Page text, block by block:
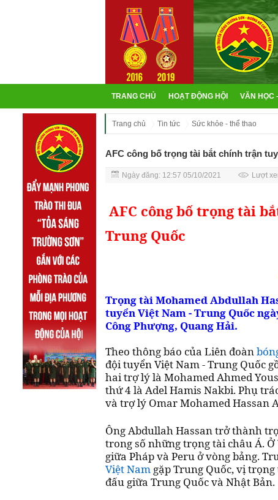
TRANG CHỦ HOẠT ĐỘNG HỘI VĂN HỌC
Trang chủ Tin tức Sức khỏe - thể thao
AFC công bố trọng tài bắt chính trận
Ngày đăng: 12:57 05/10/2021 Lượt
AFC công bố trọng tài
Trung Quốc
Trọng tài Mohamed Abdullah
tuyển Việt Nam - Trung Quốc
Công Phượng, Quang Hải.
Theo thông báo của Liên đoàn
đội tuyển Việt Nam - Trung Quốc
hai trợ lý là Mohamed Ahmed
thứ 4 là Adel Hamis Nakbi. Phụ
và trợ lý Omar Mohamed Hassan
Ông Abdullah Hassan trở thành
trong số những trọng tài châu Á.
giữa Pháp và Peru ở vòng bảng.
Việt Nam gặp Trung Quốc, vị
đấu giữa Trung Quốc và Nhật Bản.